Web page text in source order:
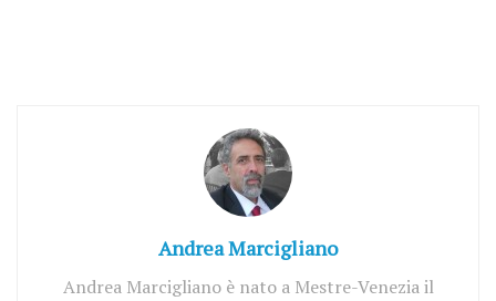
Andrea Marcigliano
Andrea Marcigliano è nato a Mestre-Venezia il